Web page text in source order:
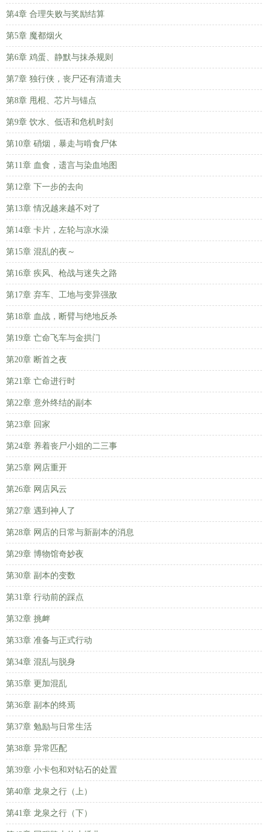
第4章 合理失败与奖励结算
第5章 魔都烟火
第6章 鸡蛋、静默与抹杀规则
第7章 独行侠，丧尸还有清道夫
第8章 甩棍、芯片与锚点
第9章 饮水、低语和危机时刻
第10章 硝烟，暴走与啃食尸体
第11章 血食，遗言与染血地图
第12章 下一步的去向
第13章 情况越来越不对了
第14章 卡片，左轮与凉水澡
第15章 混乱的夜～
第16章 疾风、枪战与迷失之路
第17章 弃车、工地与变异强敌
第18章 血战，断臂与绝地反杀
第19章 亡命飞车与金拱门
第20章 断首之夜
第21章 亡命进行时
第22章 意外终结的副本
第23章 回家
第24章 养着丧尸小姐的二三事
第25章 网店重开
第26章 网店风云
第27章 遇到神人了
第28章 网店的日常与新副本的消息
第29章 博物馆奇妙夜
第30章 副本的变数
第31章 行动前的踩点
第32章 挑衅
第33章 准备与正式行动
第34章 混乱与脱身
第35章 更加混乱
第36章 副本的终焉
第37章 勉励与日常生活
第38章 异常匹配
第39章 小卡包和对钻石的处置
第40章 龙泉之行（上）
第41章 龙泉之行（下）